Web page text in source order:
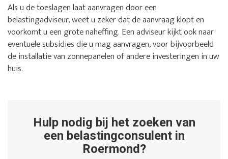
Als u de toeslagen laat aanvragen door een
belastingadviseur, weet u zeker dat de aanvraag klopt en
voorkomt u een grote naheffing. Een adviseur kijkt ook naar
eventuele subsidies die u mag aanvragen, voor bijvoorbeeld
de installatie van zonnepanelen of andere investeringen in uw
huis.
Hulp nodig bij het zoeken van
een belastingconsulent in
Roermond?